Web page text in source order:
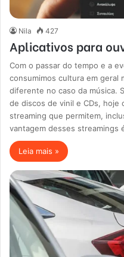
Nila 427
Aplicativos para
Com o passar do tempo e a
consumimos cultura em geral
diferente no caso da música.
de discos de vinil e CDs, hoje
streaming que permitem,
vantagem desses streamings
Leia mais »